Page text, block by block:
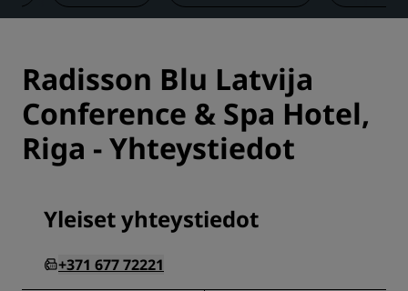
Radisson Blu Latvija
Conference & Spa Hotel,
Riga - Yhteystiedot
Yleiset yhteystiedot
+371 677 72221